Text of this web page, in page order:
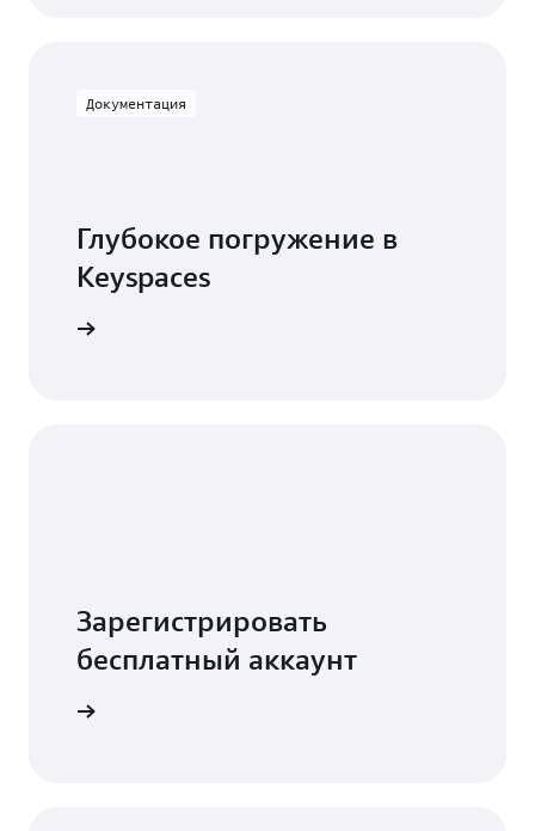
Документация
Глубокое погружение в
Keyspaces
Зарегистрировать
бесплатный аккаунт